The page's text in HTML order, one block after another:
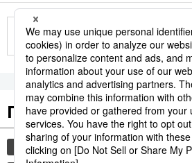
Другие статьи по
Популярные
общество jiji press